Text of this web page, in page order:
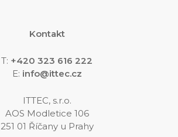
Kontakt
T: +420 323 616 222
E: info@ittec.cz
ITTEC, s.r.o.
AOS Modletice 106
251 01 Říčany u Prahy